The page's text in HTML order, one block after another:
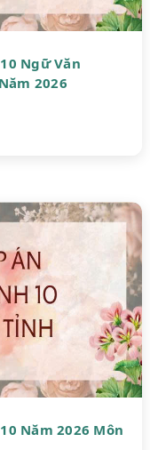
Ngữ Văn
2026
Năm 2026 Môn